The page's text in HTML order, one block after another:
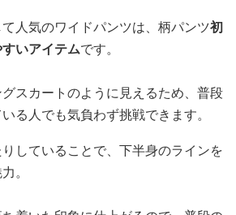
人気のワイドパンツは、柄パンツ初
いアイテムです。
スカートのように見えるため、普段
る人でも気負わず挑戦できます。
していることで、下半身のラインを
。